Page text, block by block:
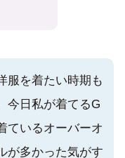
服を着たい時期も
今日私が着てるG
ているオーバーオ
が多かった気がす